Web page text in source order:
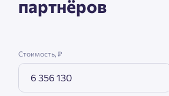
партнёров
Стоимость, ₽